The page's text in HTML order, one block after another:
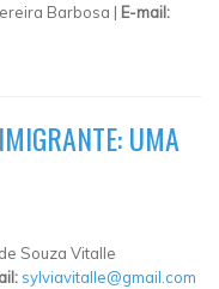
Barbosa | E-mail:
UMA
Souza Vitalle
sylviavitalle@gmail.com